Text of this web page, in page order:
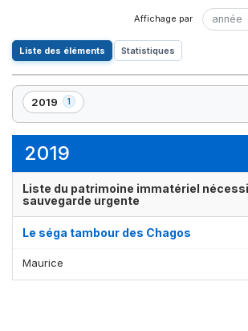
Liste des éléments Statistiques
2019 1
,
1
2019
Liste du patrimoine immatériel
sauvegarde urgente
Le séga tambour des Chagos
Maurice